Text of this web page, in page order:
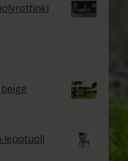
lepotuoli